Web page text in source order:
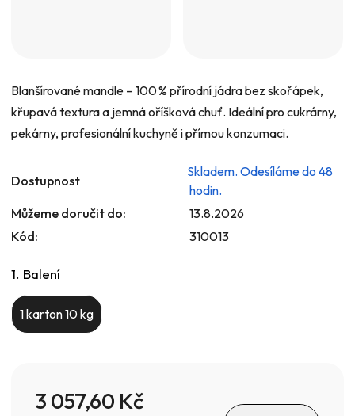
Blanšírované mandle – 100 % přírodní jádra bez skořápek,
křupavá textura a jemná oříšková chuť. Ideální pro cukrárny,
pekárny, profesionální kuchyně i přímou konzumaci.
Dostupnost
Skladem. Odesíláme do 48
hodin.
Můžeme doručit do:
13.8.2026
Kód:
310013
1. Balení
1 karton 10 kg
3 057,60 Kč